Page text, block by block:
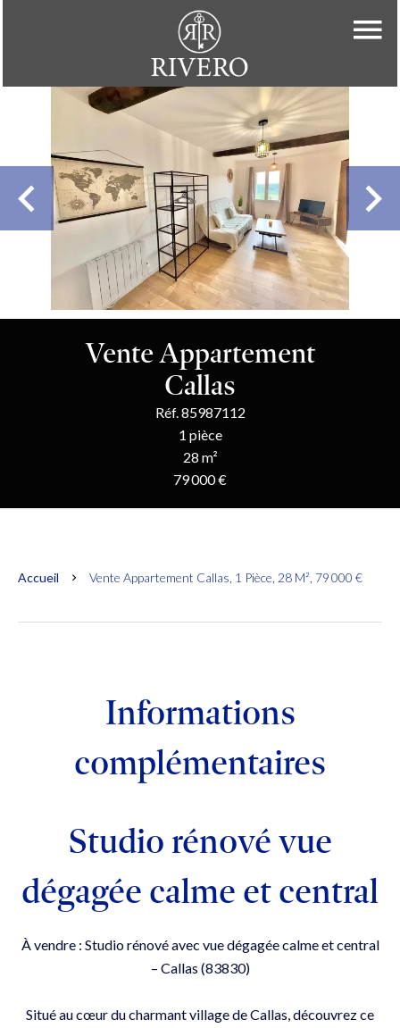
Vente Appartement
Callas
Réf. 85987112
1 pièce
28 m²
79 000 €
Accueil Vente Appartement Callas, 1 Pièce, 28 M², 79 000 €
Informations
complémentaires
Studio rénové vue
dégagée calme et central
À vendre : Studio rénové avec vue dégagée calme et central
– Callas (83830)
Situé au cœur du charmant village de Callas, découvrez ce